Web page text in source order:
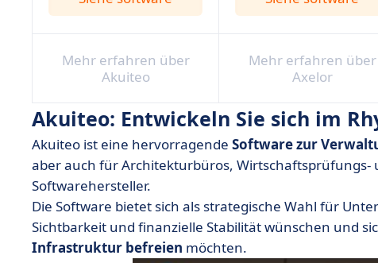
Mehr erfahren über
Akuiteo
Mehr erfahren über
Axelor
Akuiteo: Entwickeln Sie sich im
Akuiteo ist eine hervorragende Software zur
aber auch für Architekturbüros,
Softwarehersteller.
Die Software bietet sich als strategische Wahl für
Sichtbarkeit und finanzielle Stabilität wünschen und
Infrastruktur befreien möchten.